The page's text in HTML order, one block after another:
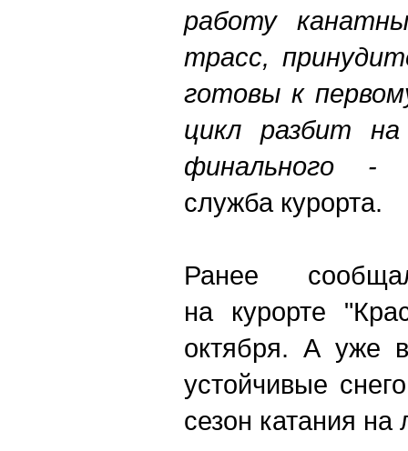
работу
трасс,
готовы к
цикл разбит на
финального
служба курорта.
Ранее
на курорте
октября. А уже
устойчивые
сезон катания